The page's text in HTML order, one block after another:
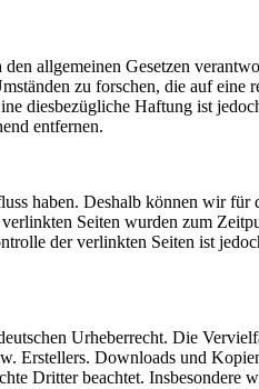
allgemeinen Gesetzen
zu forschen, die auf
diesbezügliche Haftung ist
entfernen.
haben. Deshalb können wir
Seiten wurden zum
der verlinkten Seiten ist
Urheberrecht. Die
Erstellers. Downloads und
Dritter beachtet. Insbesondere